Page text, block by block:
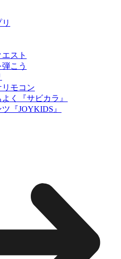
スト
こう
リモコン
く『サビカラ』
『JOYKIDS』